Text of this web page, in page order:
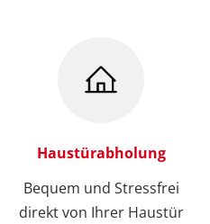
Haustürabholung
Bequem und Stressfrei
direkt von Ihrer Haustür